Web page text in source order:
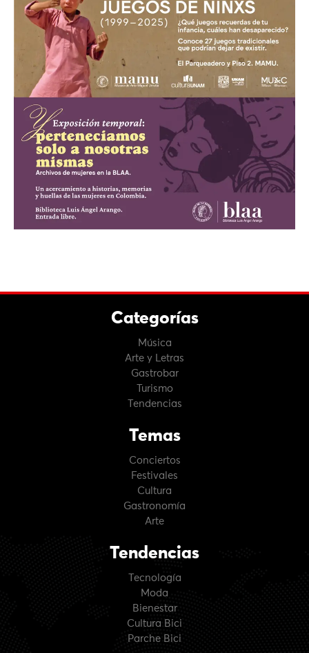
Categorías
Música
Arte y Letras
Gastrobar
Turismo
Tendencias
Temas
Conciertos
Festivales
Cultura
Gastronomía
Arte
Tendencias
Tecnología
Moda
Bienestar
Cultura Bici
Parche Bici